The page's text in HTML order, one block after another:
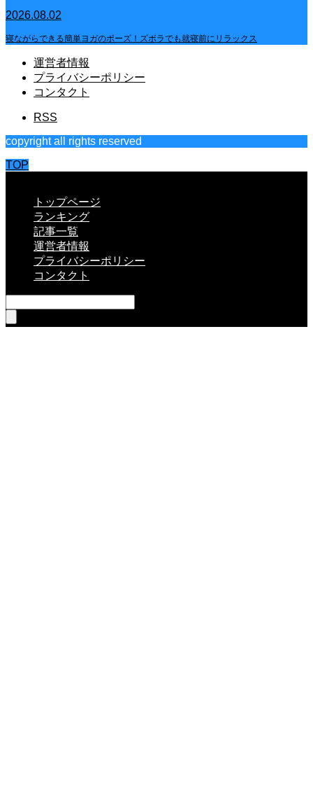
2026.08.02
寝ながらできる簡単ヨガのポーズ！ズボラでも就寝前にリラックス
運営者情報
プライバシーポリシー
コンタクト
RSS
copyright all rights reserved
TOP
トップページ
ランキング
記事一覧
運営者情報
プライバシーポリシー
コンタクト